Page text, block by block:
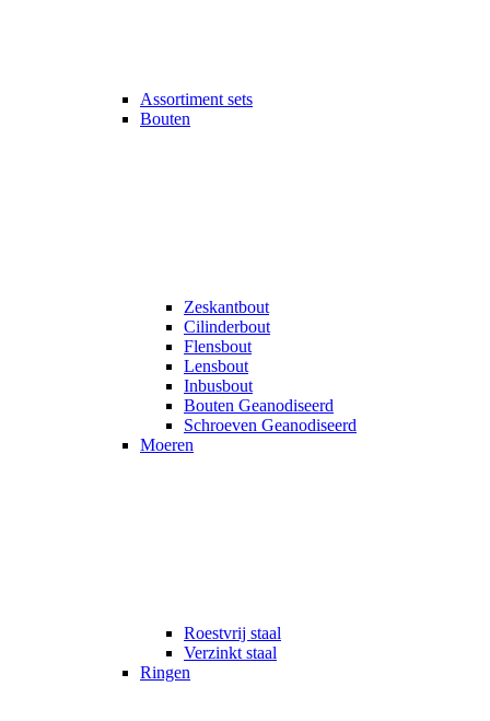
Assortiment sets
Bouten
Zeskantbout
Cilinderbout
Flensbout
Lensbout
Inbusbout
Bouten Geanodiseerd
Schroeven Geanodiseerd
Moeren
Roestvrij staal
Verzinkt staal
Ringen